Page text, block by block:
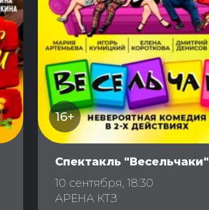
16+
Спектакль "Весельчаки"
10 сентября, 18:30
АРЕНА КТЗ